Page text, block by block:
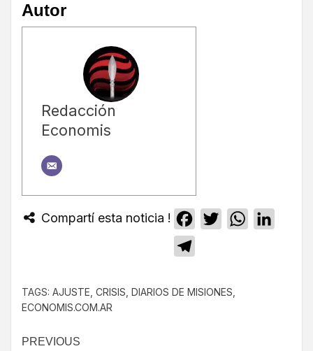
Autor
Redacción
Economis
Compartí esta noticia ! Facebook
TwitterWhatsApp
TAGS: AJUSTE CRISIS DIARIOS DE MISIONES
ECONOMIS.COM.AR
PREVIOUS